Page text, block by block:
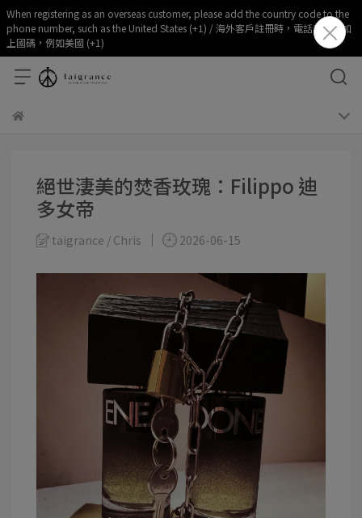
When registering as an overseas customer, please add the country code to the
phone number, such as the United States (+1) / 海外客戶註冊時，電話部分請加
上國碼，例如美國 (+1)
絕世淒美的焚香玫瑰：Filippo 迪
多女帝
taigrance / Chris 2026-06-15